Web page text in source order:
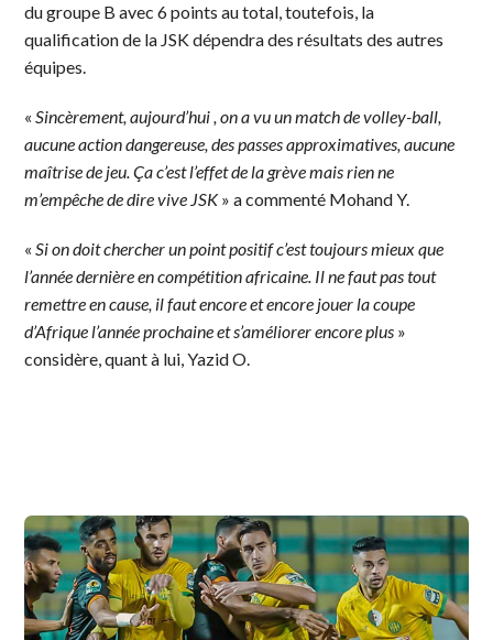
du groupe B avec 6 points au total, toutefois, la
qualification de la JSK dépendra des résultats des autres
équipes.
«Sincèrement, aujourd’hui , on a vu un match de volley-ball,
aucune action dangereuse, des passes approximatives, aucune
maîtrise de jeu. Ça c’est l’effet de la grève mais rien ne
m’empêche de dire vive JSK» a commenté Mohand Y.
«Si on doit chercher un point positif c’est toujours mieux que
l’année dernière en compétition africaine. Il ne faut pas tout
remettre en cause, il faut encore et encore jouer la coupe
d’Afrique l’année prochaine et s’améliorer encore plus »
considère, quant à lui, Yazid O.